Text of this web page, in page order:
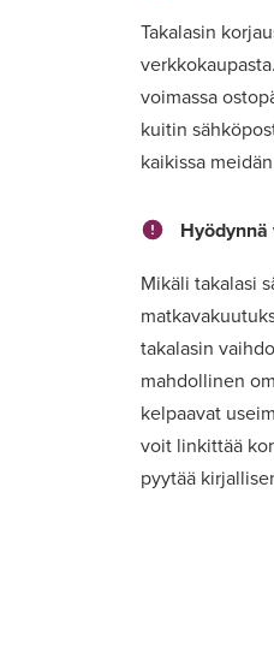
Takalasin
voimassa
kuitin
kaikissa
Mikäli takalasi
takalasin
mahdollinen
kelpaavat
voit linkittää
pyytää